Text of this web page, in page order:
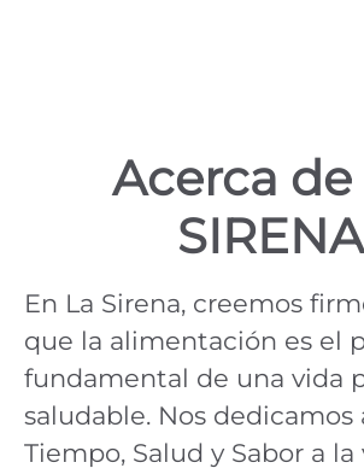
Acerca de
SIRENA
En La Sirena, creemos
que la alimentación es el
fundamental de una vida
saludable. Nos dedicamos
Tiempo, Salud y Sabor a la